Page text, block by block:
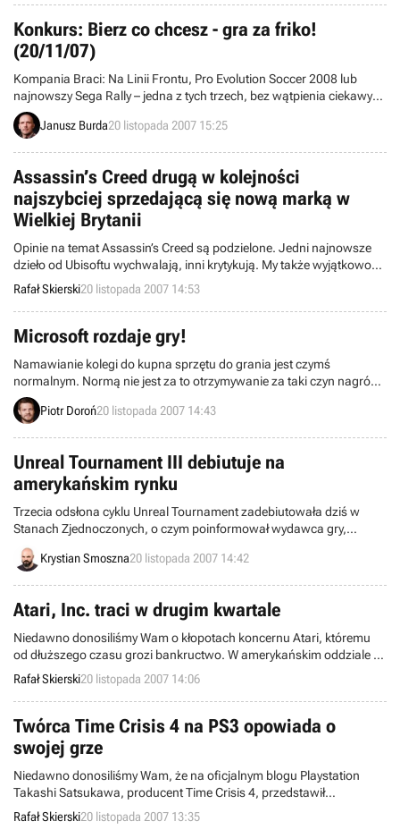
końcowego produktu. Mając do wyboru wydanie gry już teraz z
możliwymi błędami, a przedłużenie okresu testowania i poprawiania
niedoróbek, CD Projekt zdecydo
Konkurs: Bierz co chcesz - gra za friko!
(20/11/07)
Kompania Braci: Na Linii Frontu, Pro Evolution Soccer 2008 lub
najnowszy Sega Rally – jedna z tych trzech, bez wątpienia ciekawych
gier może już wkrótce powędrować do kogoś z was! Aby było to
możliwe, musicie jedynie wziąć udział w rozpoczynającym się dzisiaj
Janusz Burda20 listopada 2007 15:25
Assassin’s Creed drugą w kolejności
najszybciej sprzedającą się nową marką w
Wielkiej Brytanii
Opinie na temat Assassin’s Creed są podzielone. Jedni najnowsze
dzieło od Ubisoftu wychwalają, inni krytykują. My także wyjątkowo
opublikowaliśmy dwa różne spojrzenia na przygody Altaira. Czego
by jednak o nich nie napisać, nie można odmówić im jednego –
sprzedają się rewelacyjnie.
Rafał Skierski20 listopada 2007 14:53
Microsoft rozdaje gry!
Namawianie kolegi do kupna sprzętu do grania jest czymś
normalnym. Normą nie jest za to otrzymywanie za taki czyn nagród
sponsorowanych przez producenta owego sprzętu. Czy
Microsoftowi uda się zapoczątkować nową świecką tradycję?
Piotr Doroń20 listopada 2007 14:43
Unreal Tournament III debiutuje na
amerykańskim rynku
Trzecia odsłona cyklu Unreal Tournament zadebiutowała dziś w
Stanach Zjednoczonych, o czym poinformował wydawca gry,
koncern Midway Games. Przygotowany przez studio Epic Games
produkt jest już co prawda dostępny w Niemczech od ponad
Krystian Smoszna20 listopada 2007 14:42
Atari, Inc. traci w drugim kwartale
Niedawno donosiliśmy Wam o kłopotach koncernu Atari, któremu
od dłuższego czasu grozi bankructwo. W amerykańskim oddziale ze
stanowiska prezesa zrezygnował David Pierce, a firma powoli
wycofuje się z produkcji gier. Wyniki finansowe za drugi kwartał roku
fiskalnego firmy (zakończony 30 września)również nie napawają
optymizmem.
Rafał Skierski20 listopada 2007 14:06
Twórca Time Crisis 4 na PS3 opowiada o
swojej grze
Niedawno donosiliśmy Wam, że na oficjalnym blogu Playstation
Takashi Satsukawa, producent Time Crisis 4, przedstawił
prototypowy wygląd pistoletu Guncon 3. Teraz pojawił się nowy
wpis, w którym ten sam autor opowiedział nam trochę na temat
Rafał Skierski20 listopada 2007 13:35